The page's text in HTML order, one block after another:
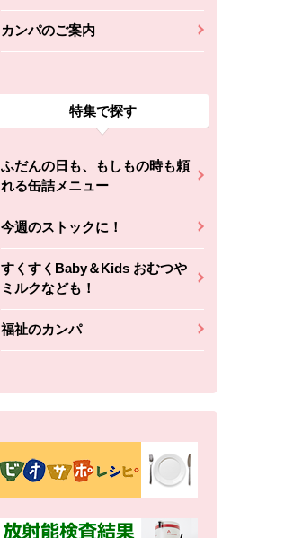
カンパのご案内
特集で探す
ふだんの日も、もしもの時も頼
れる缶詰メニュー
今週のストックに！
すくすくBaby＆Kids おむつや
ミルクなども！
福祉のカンパ